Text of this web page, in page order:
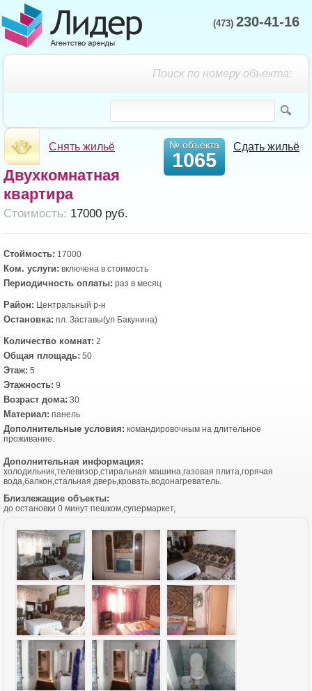
(473) 230-41-16
Поиск по номеру объекта:
Снять жильё Сдать жильё
№ объекта
1065
Двухкомнатная
квартира
Cтоимость: 17000 руб.
Стоймость: 17000
Ком. услуги: включена в стоимость
Периодичность оплаты: раз в месяц
Район: Центральный р-н
Остановка: пл. Заставы(ул Бакунина)
Количество комнат: 2
Общая площадь: 50
Этаж: 5
Этажность: 9
Возраст дома: 30
Материал: панель
Дополнительные условия: командировочным на длительное
проживание.
Дополнительная информация:
холодильник,телевизор,стиральная машина,газовая плита,горячая
вода,балкон,стальная дверь,кровать,водонагреватель.
Близлежащие объекты:
до остановки 0 минут пешком,супермаркет,